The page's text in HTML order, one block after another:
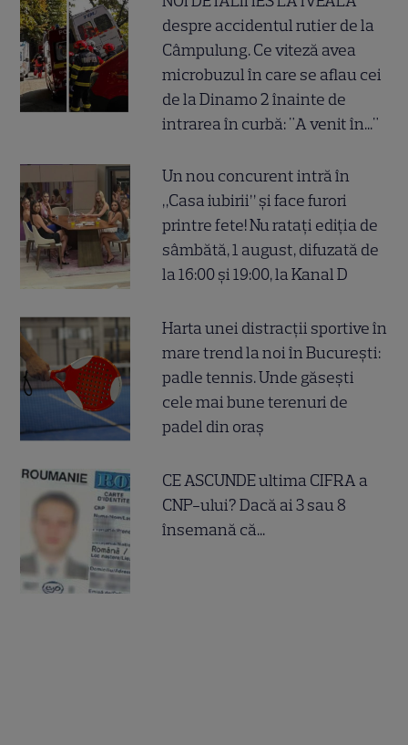
despre accidentul rutier de la
Câmpulung. Ce viteză avea
microbuzul în care se aflau cei
de la Dinamo 2 înainte de
intrarea în curbă: "A venit în..."
Un nou concurent intră în
„Casa iubirii” și face furori
printre fete! Nu ratați ediția de
sâmbătă, 1 august, difuzată de
la 16:00 și 19:00, la Kanal D
Harta unei distracții sportive în
mare trend la noi în București:
padle tennis. Unde găsești
cele mai bune terenuri de
padel din oraș
CE ASCUNDE ultima CIFRA a
CNP-ului? Dacă ai 3 sau 8
însemană că...